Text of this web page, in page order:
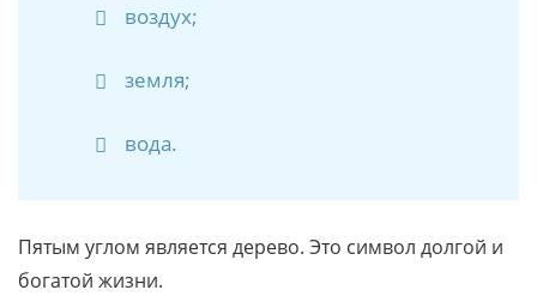
воздух;
земля;
вода.
Пятым углом является дерево. Это символ долгой и
богатой жизни.